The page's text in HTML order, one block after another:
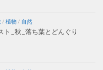
/ 植物/ 自然
ト_秋_落ち葉とどんぐり